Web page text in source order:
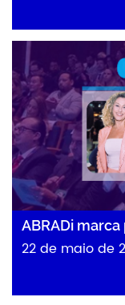
ABRADi marca
ABRADi
22 de maio de